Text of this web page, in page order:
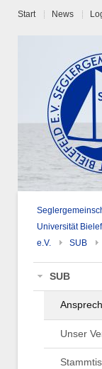
Start News
Universität
e.V.
SUB
SUB
Unser